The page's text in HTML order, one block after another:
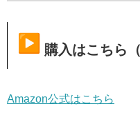
購入はこちら
Amazon公式はこちら